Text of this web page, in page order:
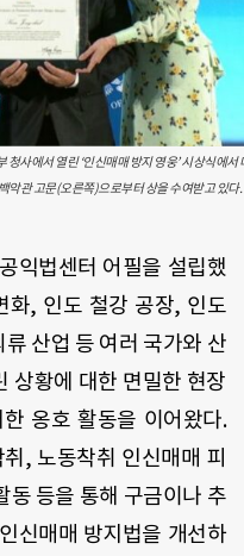
청사에서 열린 ‘인신매매 방지 영웅’ 시상식에서
악관 고문(오른쪽)으로부터 상을 수여받고 있
익법센터 어필을 설립했
화, 인도 철강 공장, 인도
산업 등 여러 국가와 산
상황에 대한 면밀한 현장
옹호 활동을 이어왔다.
, 노동착취 인신매매 피
동 등을 통해 구금이나 추
인신매매 방지법을 개선하